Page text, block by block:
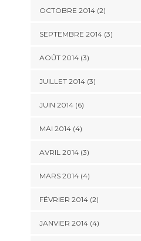
OCTOBRE 2014(2)
SEPTEMBRE 2014(3)
AOÛT 2014(3)
JUILLET 2014(3)
JUIN 2014(6)
MAI 2014(4)
AVRIL 2014(3)
MARS 2014(4)
FÉVRIER 2014(2)
JANVIER 2014(4)